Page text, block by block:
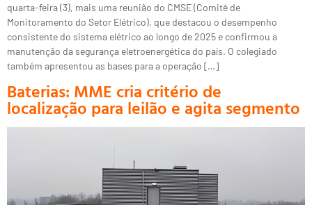
quarta-feira (3), mais uma reunião do CMSE (Comitê de
Monitoramento do Setor Elétrico), que destacou o desempenho
consistente do sistema elétrico ao longo de 2025 e confirmou a
manutenção da segurança eletroenergética do país. O colegiado
também apresentou as bases para a operação […]
Baterias: MME cria critério de
localização para leilão e agita segmento